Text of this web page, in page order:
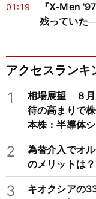
01:19
『X-Men
残っていた
アクセスランキ
1
相場展望 ８月
待の高まりで
本株：半導体
不況を繰り返
2
為替介入でオ
のメリットは？
3
キオクシアの